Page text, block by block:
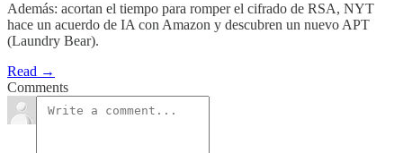
Además: acortan el tiempo para romper el cifrado de RSA, NYT
hace un acuerdo de IA con Amazon y descubren un nuevo APT
(Laundry Bear).
Read →
Comments